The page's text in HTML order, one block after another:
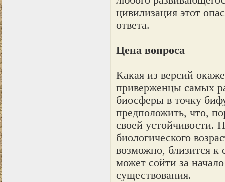
цивилизация этот
ответа.
Цена вопроса
Какая из версий
приверженцы самых
биосферы в точку
предположить, что,
своей устойчивости.
биологического
возможно, близится к
может сойти за
существования.